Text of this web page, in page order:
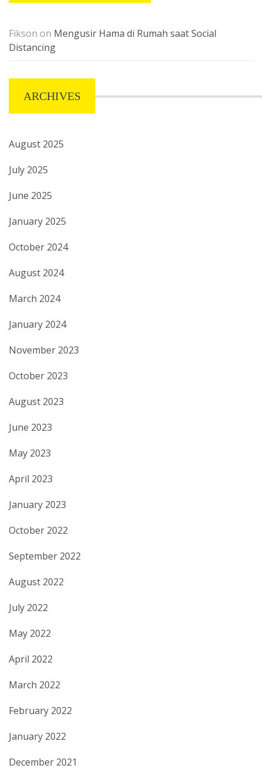
Fikson on Mengusir Hama di Rumah saat Social
Distancing
ARCHIVES
August 2025
July 2025
June 2025
January 2025
October 2024
August 2024
March 2024
January 2024
November 2023
October 2023
August 2023
June 2023
May 2023
April 2023
January 2023
October 2022
September 2022
August 2022
July 2022
May 2022
April 2022
March 2022
February 2022
January 2022
December 2021